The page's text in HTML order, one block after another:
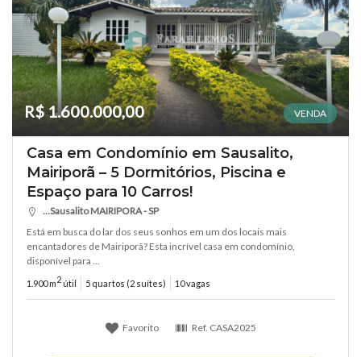
R$ 1.600.000,00 VENDA
Casa em Condomínio em Sausalito,
Mairiporã – 5 Dormitórios, Piscina e
Espaço para 10 Carros!
...Sausalito MAIRIPORA - SP
Está em busca do lar dos seus sonhos em um dos locais mais
encantadores de Mairiporã? Esta incrível casa em condomínio,
disponível para ...
1.900 m2 útil 5 quartos (2 suítes) 10 vagas
Favorito Ref. CASA2025